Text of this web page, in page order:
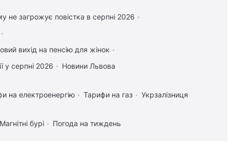
не загрожує повістка в серпні 2026
вихід на пенсію для жінок
у серпні 2026 Новини Львова
на електроенергію Тарифи на газ Укрзалізниця
Магнітні бурі Погода на тиждень